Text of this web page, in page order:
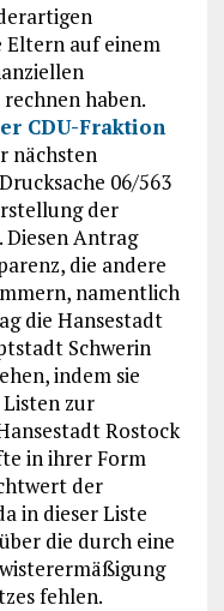
Eltern auf einem
haben.
CDU-Fraktion
nächsten
06/563
der
Antrag
die andere
namentlich
die Hansestadt
Schwerin
indem sie
zur
Rostock
in ihrer Form
der
in dieser Liste
die durch eine
fehlen.